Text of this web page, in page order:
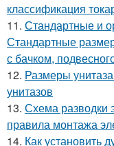
классификация
11. Стандартные и
Стандартные
с бачком,
12. Размеры
унитазов
13. Схема разводки
правила монтажа
14. Как установить